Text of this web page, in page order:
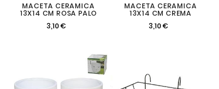
MACETA CERAMICA
13X14 CM ROSA PALO
3,10 €
MACETA CERAMICA
13X14 CM CREMA
3,10 €